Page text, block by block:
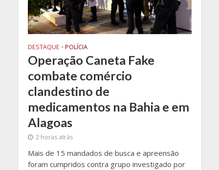
DESTAQUE • POLÍCIA
Operação Caneta Fake
combate comércio
clandestino de
medicamentos na Bahia e em
Alagoas
2 horas atrás
Mais de 15 mandados de busca e apreensão
foram cumpridos contra grupo investigado por